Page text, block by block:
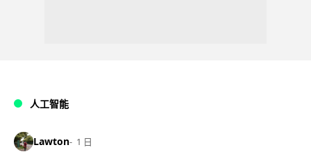
人工智能
Lawton 1 日